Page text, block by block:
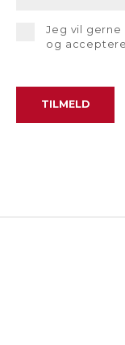
Jeg vil gerne
og